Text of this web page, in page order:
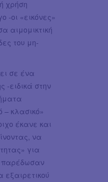
χρήση
-οι «εικόνες»
αιμομικτική
του μη-
σε ένα
-ειδικά στην
– κλασικό»
έκανε και
να
για
παρέδωσαν